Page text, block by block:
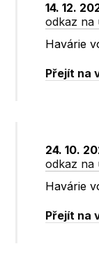
14. 12.
odkaz na
Havárie
Přejít na
24. 10.
odkaz na
Havárie
Přejít na